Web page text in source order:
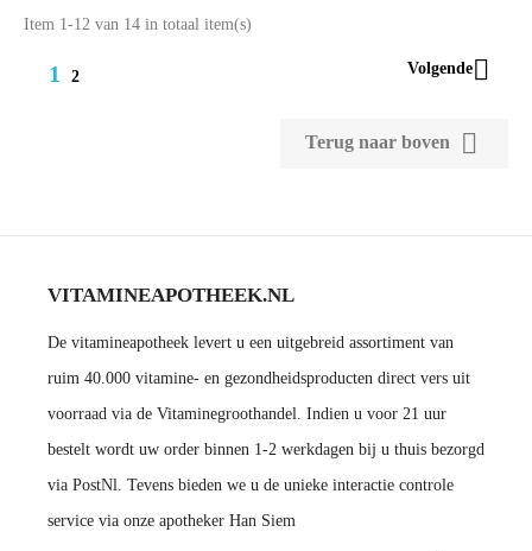
Item 1-12 van 14 in totaal item(s)
1 2 Volgende
Terug naar boven 
VITAMINEAPOTHEEK.NL
De vitamineapotheek levert u een uitgebreid assortiment van
ruim 40.000 vitamine- en gezondheidsproducten direct vers uit
voorraad via de Vitaminegroothandel. Indien u voor 21 uur
bestelt wordt uw order binnen 1-2 werkdagen bij u thuis bezorgd
via PostNl. Tevens bieden we u de unieke interactie controle
service via onze apotheker Han Siem